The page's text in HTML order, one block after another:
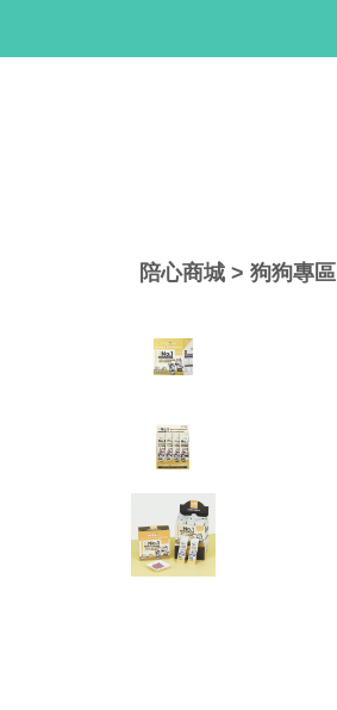
陪心商城 > 狗狗專區